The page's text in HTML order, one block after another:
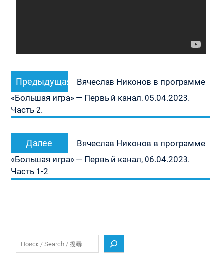
Навигация
по
записям
Предыдущая
запись:
Вячеслав Никонов в программе
«Большая игра» — Первый канал, 05.04.2023.
Часть 2.
Далее
запись:
Вячеслав Никонов в программе
«Большая игра» — Первый канал, 06.04.2023.
Часть 1-2